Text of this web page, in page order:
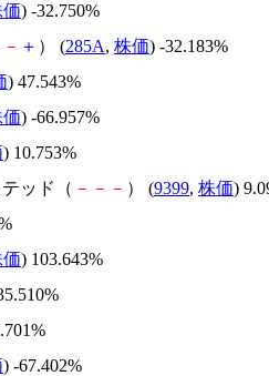
) -32.750%
－ ＋ ） (285A, 株価) -32.183%
) 47.543%
) -66.957%
) 10.753%
ッド（ － － － ） (9399, 株価)
) 103.643%
) -67.402%